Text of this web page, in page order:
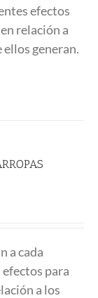
efectos
relación a
ellos generan.
a cada
para
a los